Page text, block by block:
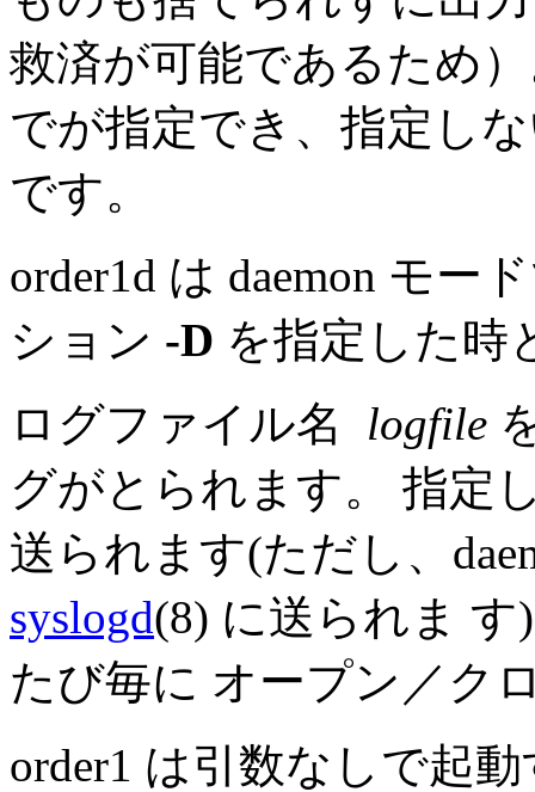
救済が可能であるため
でが指定でき、指定し
です。
order1d は daemon モー
ション -D を指定した時
ログファイル名
logfile
グがとられます。 指定
送られます(ただし、
syslogd(8) に送られま
たび毎に オープン／ク
order1 は引数なしで起